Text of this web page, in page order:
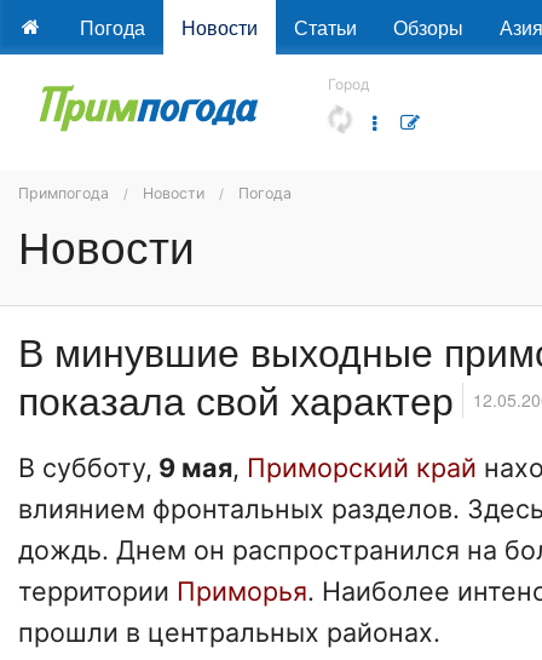
Погода Новости Статьи Обзоры Азия
Город
Примпогода Новости Погода
Новости
В минувшие выходные
показала свой характер
В субботу, 9 мая, Приморский край
влиянием фронтальных разделов.
дождь. Днем он распространился на
территории Приморья. Наиболее
прошли в центральных районах.